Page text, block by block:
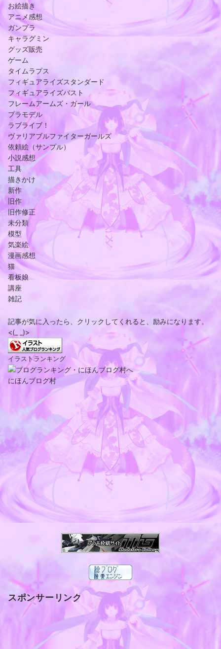
お絵描き
アニメ感想
ガンプラ
キャラグミン
グッズ販売
ゲーム
タイムラプス
フィギュアライズスタンダード
フィギュアライズバスト
フレームアームズ・ガール
プラモデル
ラブライブ！
ヴァリアブルファイターガールズ
依頼絵（サンプル）
小説感想
工具
描きかけ
新作
旧作
旧作修正
未分類
模型
気楽絵
漫画感想
猫
看板娘
講座
雑記
記事が気に入ったら、クリックしてくれると、励みになります。
<(_ _)>
イラストランキング
にほんブログ村
スポンサーリンク